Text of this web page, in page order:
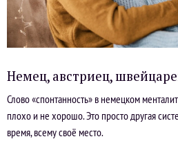
Немец, австриец,
Слово «спонтанность» в немецком
плохо и не хорошо. Это просто другая
время, всему своё место.